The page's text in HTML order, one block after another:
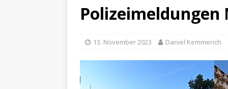
[ 17. März 2024 ]
[ 17. März 2024 ]
[ 29. Februar 2024 ]
[ 6. Februar 2024 ]
Polizeimeldungen
13. November 2023 Daniel Kemmerich